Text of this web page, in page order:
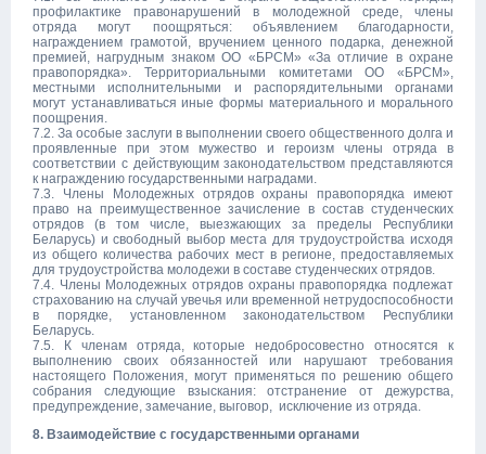
профилактике правонарушений в молодежной среде, члены
отряда могут поощряться: объявлением благодарности,
награждением грамотой, вручением ценного подарка, денежной
премией, нагрудным знаком ОО «БРСМ» «За отличие в охране
правопорядка». Территориальными комитетами ОО «БРСМ»,
местными исполнительными и распорядительными органами
могут устанавливаться иные формы материального и морального
поощрения.
7.2. За особые заслуги в выполнении своего общественного долга и
проявленные при этом мужество и героизм члены отряда в
соответствии с действующим законодательством представляются
к награждению государственными наградами.
7.3. Члены Молодежных отрядов охраны правопорядка имеют
право на преимущественное зачисление в состав студенческих
отрядов (в том числе, выезжающих за пределы Республики
Беларусь) и свободный выбор места для трудоустройства исходя
из общего количества рабочих мест в регионе, предоставляемых
для трудоустройства молодежи в составе студенческих отрядов.
7.4. Члены Молодежных отрядов охраны правопорядка подлежат
страхованию на случай увечья или временной нетрудоспособности
в порядке, установленном законодательством Республики
Беларусь.
7.5. К членам отряда, которые недобросовестно относятся к
выполнению своих обязанностей или нарушают требования
настоящего Положения, могут применяться по решению общего
собрания следующие взыскания: отстранение от дежурства,
предупреждение, замечание, выговор, исключение из отряда.
8. Взаимодействие с государственными органами